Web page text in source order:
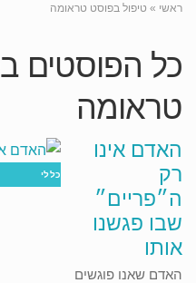
ראשי » טיפול בפוסט טראומה
כל הפוסטים ב
טראומה
כללי
האדם אינו
רק
ה״פריים״
שבו פגשנו
אותו
האדם שאנו פוגשים